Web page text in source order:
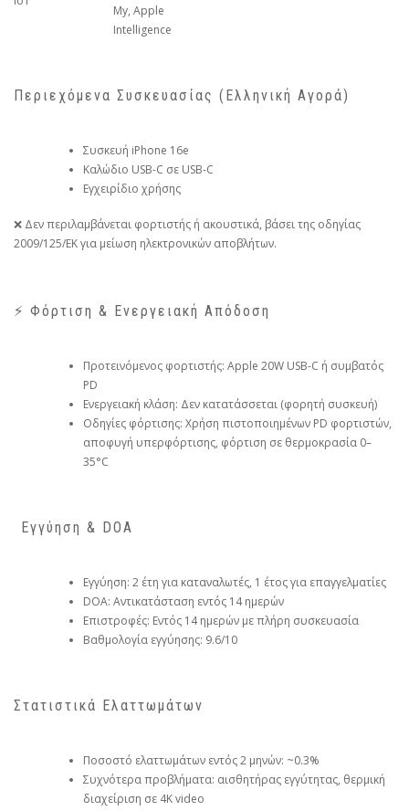
My, Apple
Intelligence
Περιεχόμενα Συσκευασίας (Ελληνική Αγορά)
Συσκευή iPhone 16e
Καλώδιο USB-C σε USB-C
Εγχειρίδιο χρήσης
❌ Δεν περιλαμβάνεται φορτιστής ή ακουστικά, βάσει της οδηγίας
2009/125/ΕΚ για μείωση ηλεκτρονικών αποβλήτων.
⚡ Φόρτιση & Ενεργειακή Απόδοση
Προτεινόμενος φορτιστής: Apple 20W USB-C ή συμβατός
PD
Ενεργειακή κλάση: Δεν κατατάσσεται (φορητή συσκευή)
Οδηγίες φόρτισης: Χρήση πιστοποιημένων PD φορτιστών,
αποφυγή υπερφόρτισης, φόρτιση σε θερμοκρασία 0–
35°C
️ Εγγύηση & DOA
Εγγύηση: 2 έτη για καταναλωτές, 1 έτος για επαγγελματίες
DOA: Αντικατάσταση εντός 14 ημερών
Επιστροφές: Εντός 14 ημερών με πλήρη συσκευασία
Βαθμολογία εγγύησης: 9.6/10
Στατιστικά Ελαττωμάτων
Ποσοστό ελαττωμάτων εντός 2 μηνών: ~0.3%
Συχνότερα προβλήματα: αισθητήρας εγγύτητας, θερμική
διαχείριση σε 4K video